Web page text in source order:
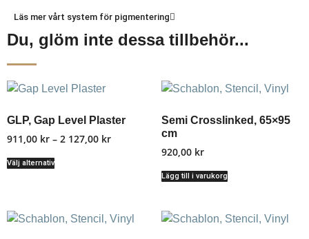
Läs mer vårt system för pigmentering
Du, glöm inte dessa tillbehör...
GLP, Gap Level Plaster
911,00 kr – 2 127,00 kr
Välj alternativ
Semi Crosslinked, 65×95
cm
920,00 kr
Lägg till i varukorg